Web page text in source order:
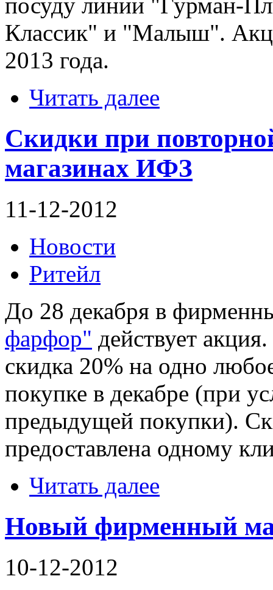
посуду линии "Гурман-
Классик" и "Малыш".
2013 года.
Читать далее
Скидки при
магазинах ИФЗ
11-12-2012
Новости
Ритейл
До 28 декабря в
фарфор" действует
скидка 20% на одно
покупке в декабре (при
предыдущей покупки).
предоставлена одному
Читать далее
Новый фирменный
10-12-2012